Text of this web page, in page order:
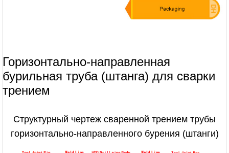
Горизонтально-направленная
бурильная труба (штанга) для сварки
трением
Структурный чертеж сваренной трением трубы
горизонтально-направленного бурения (штанги)